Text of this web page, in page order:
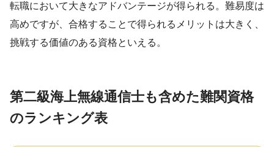
転職において大きなアドバンテージが得られる。難易度は
高めですが、合格することで得られるメリットは大きく、
挑戦する価値のある資格といえる。
第二級海上無線通信士も含めた難関資格
のランキング表